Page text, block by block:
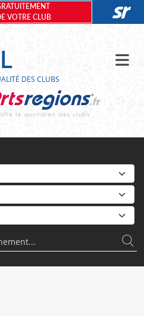
DES CLUBS
VOTRE CLUB